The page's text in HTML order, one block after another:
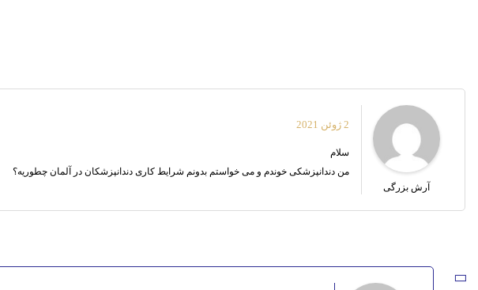
آرش بزرگی
2 ژوئن 2021
سلام
من دندانپزشکی خوندم و می خواستم بدونم شرایط کاری دندانپزشکان در آلمان چطوریه؟